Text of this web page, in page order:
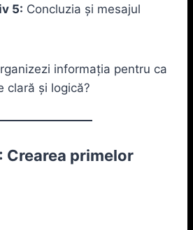
5: Concluzia și mesajul
informația pentru ca
clară și logică?
primelor